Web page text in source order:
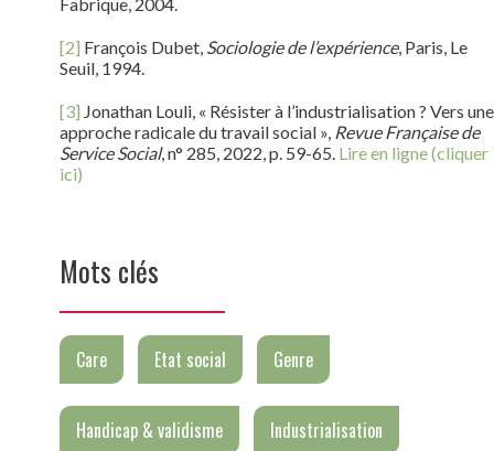
[2] François Dubet, Sociologie de l’expérience, Paris, Le
Seuil, 1994.
[3] Jonathan Louli, « Résister à l’industrialisation ? Vers une
approche radicale du travail social », Revue Française de
Service Social, n° 285, 2022, p. 59-65. Lire en ligne (cliquer
ici)
Mots clés
Care Etat social Genre
Handicap & validisme Industrialisation